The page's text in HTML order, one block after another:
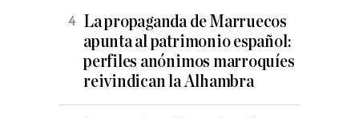
La propaganda de Marruecos
apunta al patrimonio español:
perfiles anónimos marroquíes
reivindican la Alhambra